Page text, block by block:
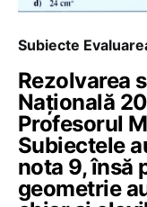
Subiecte
Rezolvarea
Națională
Profesorul
Subiectele
nota 9, însă
geometrie